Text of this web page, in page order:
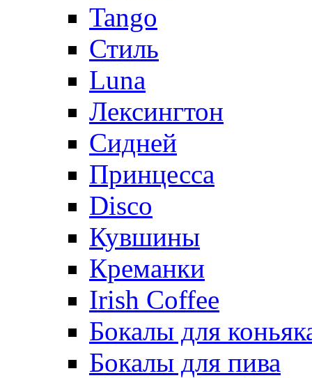
Tango
Стиль
Luna
Лексингтон
Сидней
Принцесса
Disco
Кувшины
Креманки
Irish Coffee
Бокалы для
Бокалы для пива